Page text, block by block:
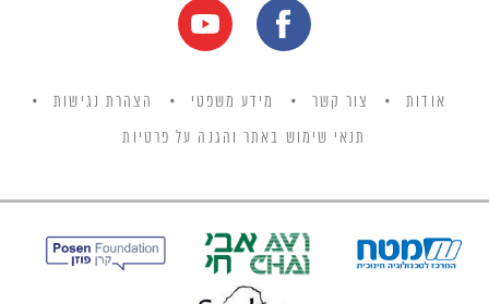
אודות צור קשר מידע משפטי הצהרת נגישות
תנאי שימוש באתר והגנה על פרטיות